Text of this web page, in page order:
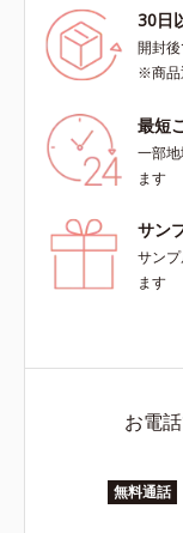
30日
開封
※商品
最短
一部
ます
サン
サン
ます
お電
無料通話